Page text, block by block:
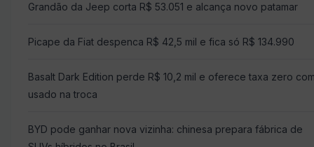
Grandão da Jeep corta R$ 53.051 e alcança novo patamar
Picape da Fiat despenca R$ 42,5 mil e fica só R$ 134.990
Basalt Dark Edition perde R$ 10,2 mil e oferece taxa zero
usado na troca
BYD pode ganhar nova vizinha: chinesa prepara fábrica de